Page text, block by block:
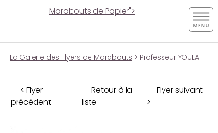
Marabouts de Papier">
La Galerie des Flyers de Marabouts > Professeur YOULA
< Flyer
précédent
Retour à la
liste
Flyer suivant
>